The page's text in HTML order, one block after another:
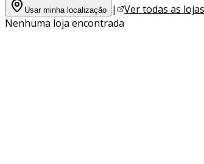
Usar minha localização |
Ver todas as lojas
Nenhuma loja encontrada